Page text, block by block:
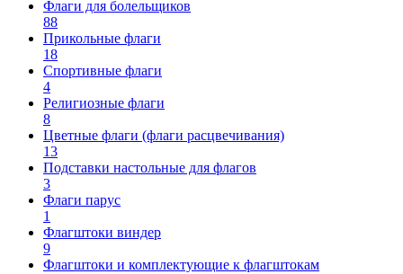
Флаги для болельщиков
88
Прикольные флаги
18
Спортивные флаги
4
Религиозные флаги
8
Цветные флаги (флаги расцвечивания)
13
Подставки настольные для флагов
3
Флаги парус
1
Флагштоки виндер
9
Флагштоки и комплектующие к флагштокам